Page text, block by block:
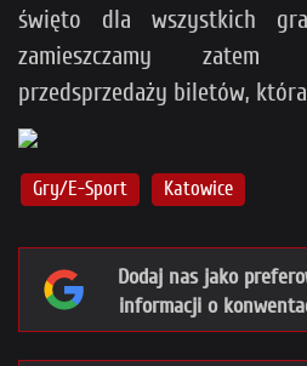
święto dla wszystkich
zamieszczamy zatem
przedsprzedaży biletów,
Gry/E-Sport Katowice
Dodaj nas jako
informacji o